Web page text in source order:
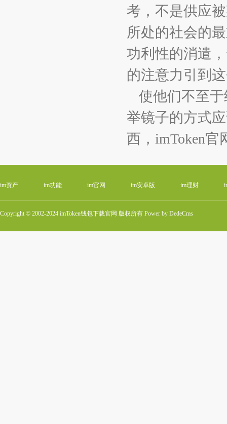
考，不是供应
所处的社会的
功利性的消遣
的注意力引到
使他们不至
举镜子的方式
西，imToken
im资产 im功能 im官网 im安卓版 im理财
Copyright © 2002-2024 imToken钱包下载官网 版权所有 Power by DedeCms